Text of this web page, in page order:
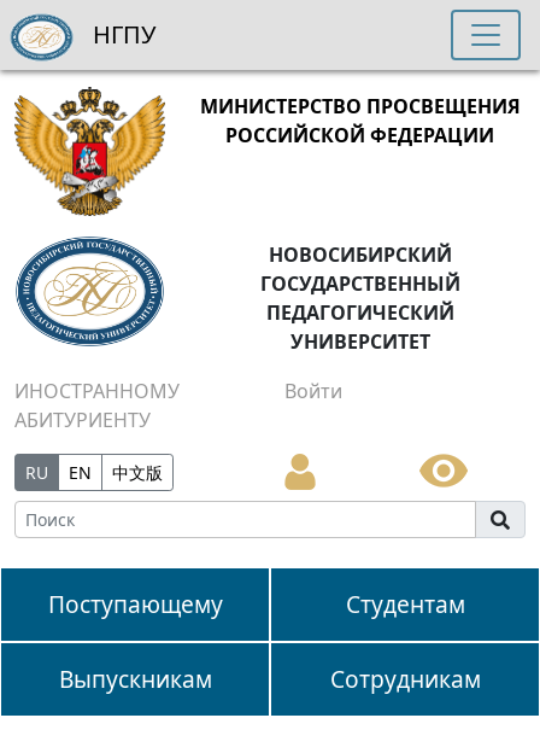
МИНИСТЕРСТВО ПРОСВЕЩЕНИЯ
РОССИЙСКОЙ ФЕДЕРАЦИИ
НОВОСИБИРСКИЙ
ГОСУДАРСТВЕННЫЙ
ПЕДАГОГИЧЕСКИЙ
УНИВЕРСИТЕТ
ИНОСТРАННОМУ
АБИТУРИЕНТУ
Войти
RU EN 中文版
Поступающему Студентам
Выпускникам Сотрудникам
НГПУ